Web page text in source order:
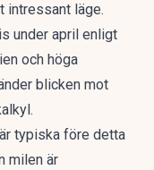
intressant läge.
under april enligt
och höga
blicken mot
typiska före detta
milen är